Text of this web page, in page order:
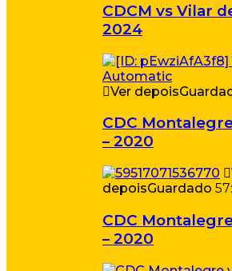
CDCM vs Vilar
2024
Ver depois
CDC
– 2020
depoisGuardado
CDC
– 2020